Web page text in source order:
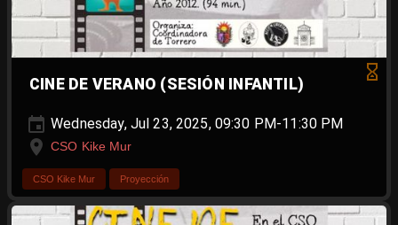
CINE DE VERANO (SESIÓN INFANTIL)
Wednesday, Jul 23, 2025, 09:30 PM-11:30 PM
CSO Kike Mur
CSO Kike Mur Proyección